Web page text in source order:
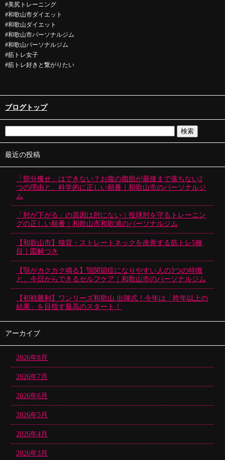
#美尻トレーニング
#和歌山市ダイエット
#和歌山ダイエット
#和歌山市パーソナルジム
#和歌山パーソナルジム
#筋トレ女子
#筋トレ好きと繋がりたい
ブログトップ
最近の投稿
「部分痩せ」はできない？お腹の脂肪が最後まで落ちない2
つの理由と、科学的に正しい順番｜和歌山市のパーソナルジ
ム
「肘が下がる」の原因は肘にない｜投球肘を守るトレーニン
グの正しい順番｜和歌山市和歌浦のパーソナルジム
【和歌山市】猫背・ストレートネックを改善する筋トレ5種
目｜図解つき
【顎がカクカク鳴る】顎関節症になりやすい人の3つの特徴
と、今日からできるセルフケア｜和歌山市のパーソナルジム
【初戦勝利】ワンリーズ和歌山 出陣式！今年は「昨年以上の
結果」を目指す最高のスタート！
アーカイブ
2026年8月
2026年7月
2026年6月
2026年5月
2026年4月
2026年3月